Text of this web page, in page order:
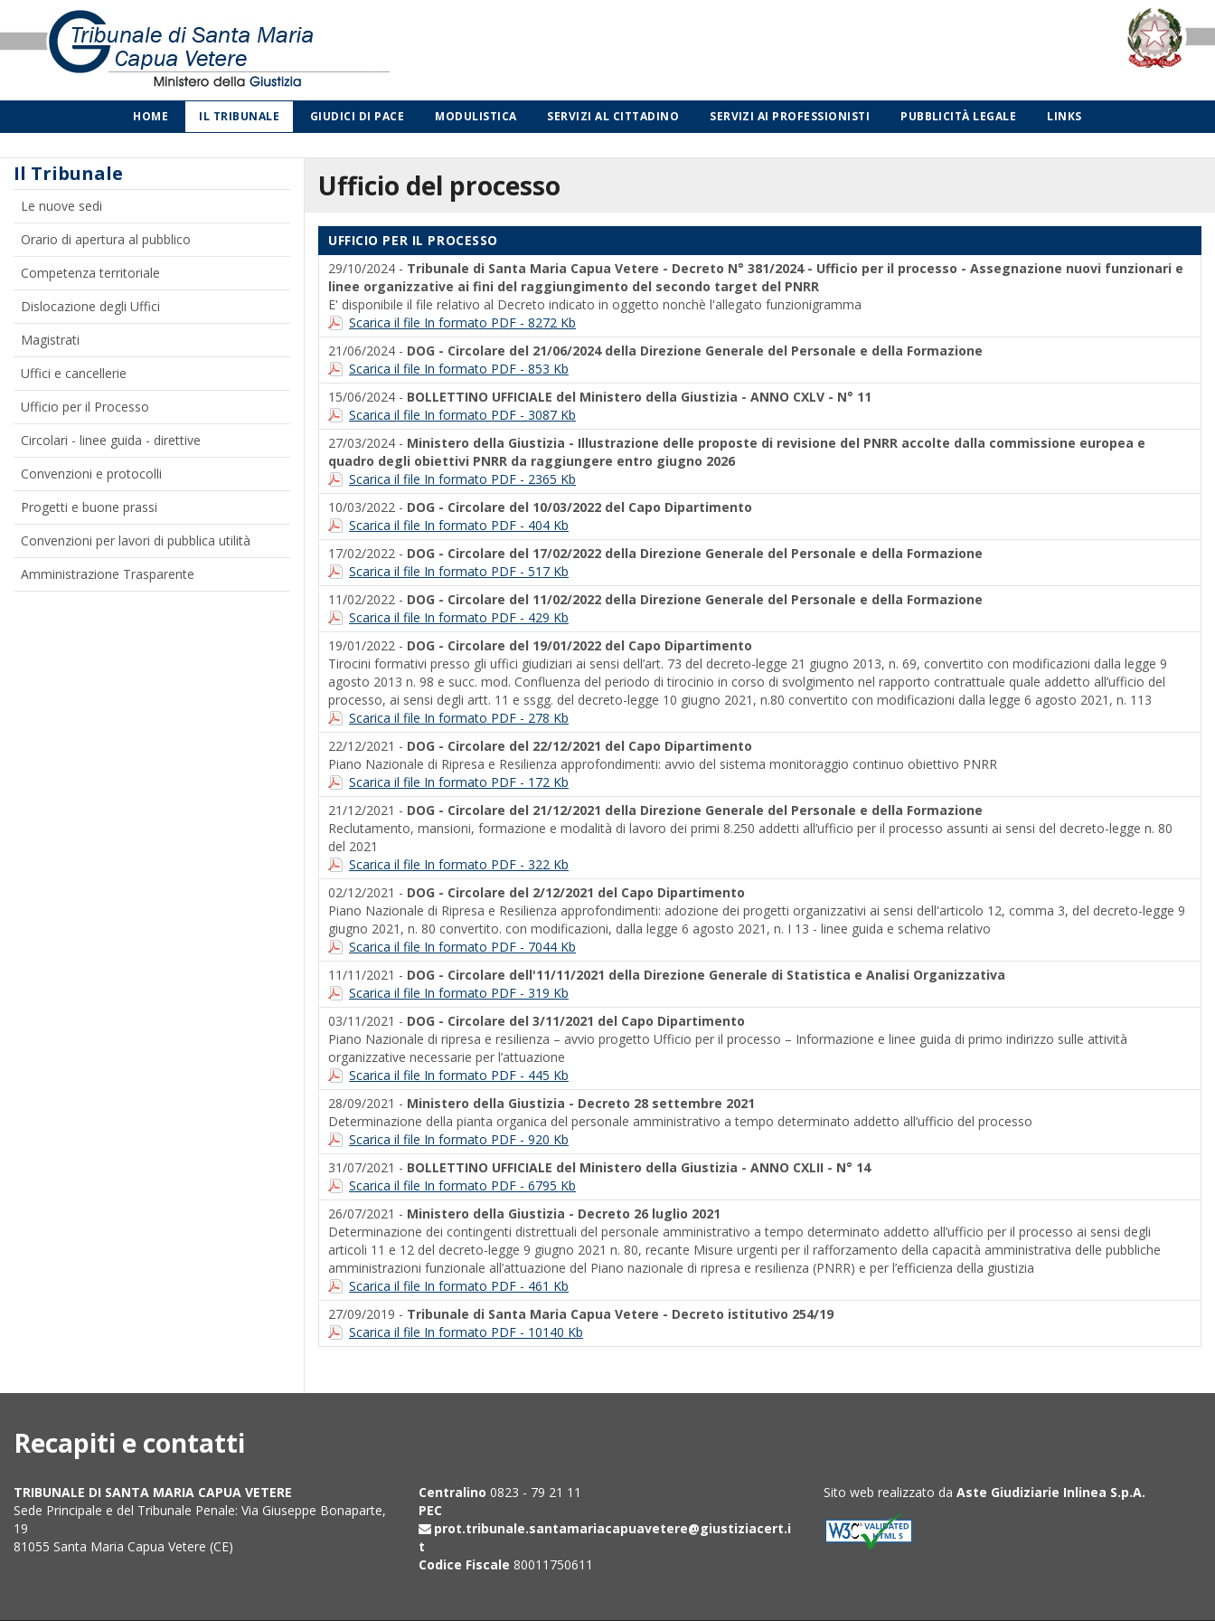
HOME IL TRIBUNALE GIUDICI DI PACE MODULISTICA SERVIZI AL CITTADINO SERVIZI AI PROFESSIONISTI PUBBLICITÀ LEGALE LINKS
Il Tribunale
Le nuove sedi
Orario di apertura al pubblico
Competenza territoriale
Dislocazione degli Uffici
Magistrati
Uffici e cancellerie
Ufficio per il Processo
Circolari - linee guida - direttive
Convenzioni e protocolli
Progetti e buone prassi
Convenzioni per lavori di pubblica utilità
Amministrazione Trasparente
Ufficio del processo
UFFICIO PER IL PROCESSO
29/10/2024 - Tribunale di Santa Maria Capua Vetere - Decreto N° 381/2024 - Ufficio per il processo - Assegnazione nuovi funzionari e
linee organizzative ai fini del raggiungimento del secondo target del PNRR
E' disponibile il file relativo al Decreto indicato in oggetto nonchè l'allegato funzionigramma
Scarica il file In formato PDF - 8272 Kb
21/06/2024 - DOG - Circolare del 21/06/2024 della Direzione Generale del Personale e della Formazione
Scarica il file In formato PDF - 853 Kb
15/06/2024 - BOLLETTINO UFFICIALE del Ministero della Giustizia - ANNO CXLV - N° 11
Scarica il file In formato PDF - 3087 Kb
27/03/2024 - Ministero della Giustizia - Illustrazione delle proposte di revisione del PNRR accolte dalla commissione europea e
quadro degli obiettivi PNRR da raggiungere entro giugno 2026
Scarica il file In formato PDF - 2365 Kb
10/03/2022 - DOG - Circolare del 10/03/2022 del Capo Dipartimento
Scarica il file In formato PDF - 404 Kb
17/02/2022 - DOG - Circolare del 17/02/2022 della Direzione Generale del Personale e della Formazione
Scarica il file In formato PDF - 517 Kb
11/02/2022 - DOG - Circolare del 11/02/2022 della Direzione Generale del Personale e della Formazione
Scarica il file In formato PDF - 429 Kb
19/01/2022 - DOG - Circolare del 19/01/2022 del Capo Dipartimento
Tirocini formativi presso gli uffici giudiziari ai sensi dell’art. 73 del decreto-legge 21 giugno 2013, n. 69, convertito con modificazioni dalla legge 9
agosto 2013 n. 98 e succ. mod. Confluenza del periodo di tirocinio in corso di svolgimento nel rapporto contrattuale quale addetto all’ufficio del
processo, ai sensi degli artt. 11 e ssgg. del decreto-legge 10 giugno 2021, n.80 convertito con modificazioni dalla legge 6 agosto 2021, n. 113
Scarica il file In formato PDF - 278 Kb
22/12/2021 - DOG - Circolare del 22/12/2021 del Capo Dipartimento
Piano Nazionale di Ripresa e Resilienza approfondimenti: avvio del sistema monitoraggio continuo obiettivo PNRR
Scarica il file In formato PDF - 172 Kb
21/12/2021 - DOG - Circolare del 21/12/2021 della Direzione Generale del Personale e della Formazione
Reclutamento, mansioni, formazione e modalità di lavoro dei primi 8.250 addetti all’ufficio per il processo assunti ai sensi del decreto-legge n. 80
del 2021
Scarica il file In formato PDF - 322 Kb
02/12/2021 - DOG - Circolare del 2/12/2021 del Capo Dipartimento
Piano Nazionale di Ripresa e Resilienza approfondimenti: adozione dei progetti organizzativi ai sensi dell'articolo 12, comma 3, del decreto-legge 9
giugno 2021, n. 80 convertito. con modificazioni, dalla legge 6 agosto 2021, n. I 13 - linee guida e schema relativo
Scarica il file In formato PDF - 7044 Kb
11/11/2021 - DOG - Circolare dell'11/11/2021 della Direzione Generale di Statistica e Analisi Organizzativa
Scarica il file In formato PDF - 319 Kb
03/11/2021 - DOG - Circolare del 3/11/2021 del Capo Dipartimento
Piano Nazionale di ripresa e resilienza – avvio progetto Ufficio per il processo – Informazione e linee guida di primo indirizzo sulle attività
organizzative necessarie per l’attuazione
Scarica il file In formato PDF - 445 Kb
28/09/2021 - Ministero della Giustizia - Decreto 28 settembre 2021
Determinazione della pianta organica del personale amministrativo a tempo determinato addetto all’ufficio del processo
Scarica il file In formato PDF - 920 Kb
31/07/2021 - BOLLETTINO UFFICIALE del Ministero della Giustizia - ANNO CXLII - N° 14
Scarica il file In formato PDF - 6795 Kb
26/07/2021 - Ministero della Giustizia - Decreto 26 luglio 2021
Determinazione dei contingenti distrettuali del personale amministrativo a tempo determinato addetto all’ufficio per il processo ai sensi degli
articoli 11 e 12 del decreto-legge 9 giugno 2021 n. 80, recante Misure urgenti per il rafforzamento della capacità amministrativa delle pubbliche
amministrazioni funzionale all’attuazione del Piano nazionale di ripresa e resilienza (PNRR) e per l’efficienza della giustizia
Scarica il file In formato PDF - 461 Kb
27/09/2019 - Tribunale di Santa Maria Capua Vetere - Decreto istitutivo 254/19
Scarica il file In formato PDF - 10140 Kb
Recapiti e contatti
TRIBUNALE DI SANTA MARIA CAPUA VETERE
Sede Principale e del Tribunale Penale: Via Giuseppe Bonaparte,
19
81055 Santa Maria Capua Vetere (CE)
Centralino 0823 - 79 21 11
PEC
prot.tribunale.santamariacapuavetere@giustiziacert.i
t
Codice Fiscale 80011750611
Sito web realizzato da Aste Giudiziarie Inlinea S.p.A.